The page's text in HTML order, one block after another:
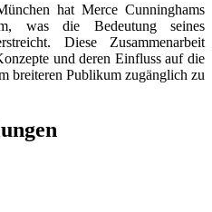
hat Merce Cunninghams
was die Bedeutung seines
Diese Zusammenarbeit
und deren Einfluss auf die
breiteren Publikum zugänglich zu